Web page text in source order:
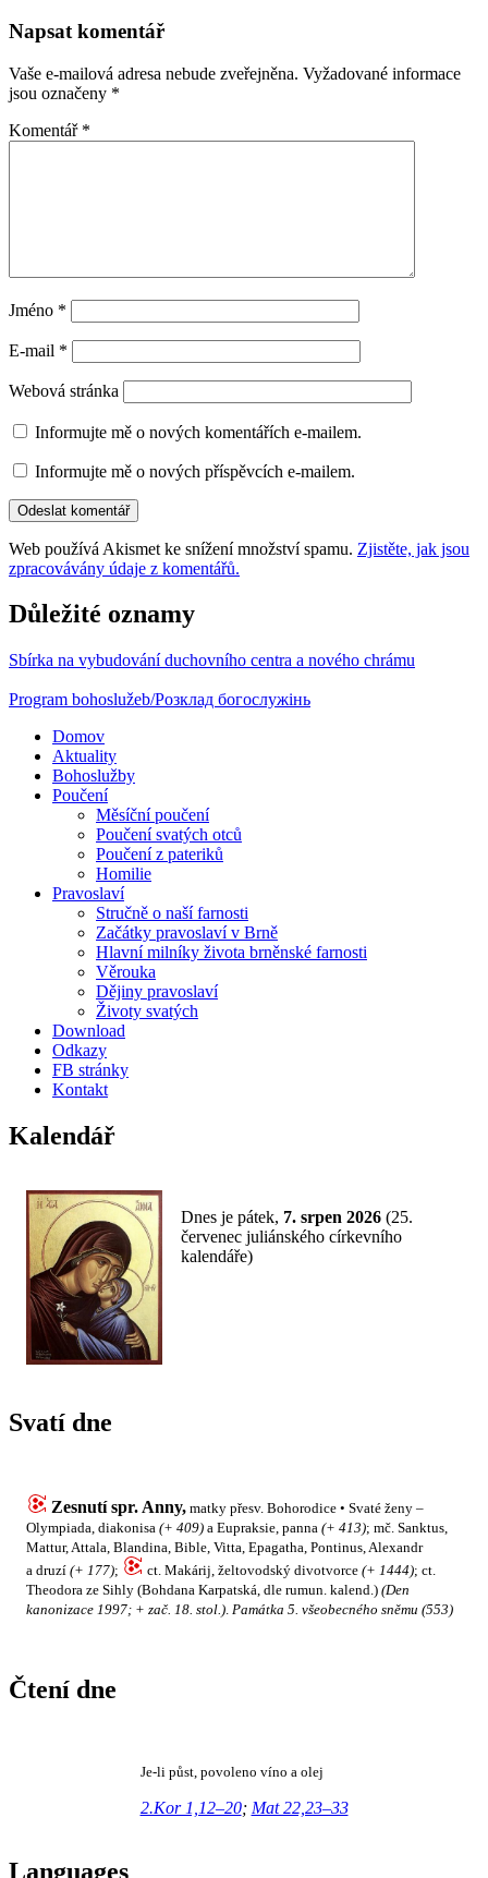
Napsat komentář
Vaše e-mailová adresa nebude zveřejněna. Vyžadované informace
jsou označeny *
Komentář *
Jméno *
E-mail *
Webová stránka
Informujte mě o nových komentářích e-mailem.
Informujte mě o nových příspěvcích e-mailem.
Web používá Akismet ke snížení množství spamu. Zjistěte, jak jsou
zpracovávány údaje z komentářů.
Důležité oznamy
Sbírka na vybudování duchovního centra a nového chrámu
Program bohoslužeb/Розклад богослужінь
Domov
Aktuality
Bohoslužby
Poučení
Měsíční poučení
Poučení svatých otců
Poučení z pateriků
Homilie
Pravoslaví
Stručně o naší farnosti
Začátky pravoslaví v Brně
Hlavní milníky života brněnské farnosti
Věrouka
Dějiny pravoslaví
Životy svatých
Download
Odkazy
FB stránky
Kontakt
Kalendář
Dnes je pátek, 7. srpen 2026 (25.
červenec juliánského církevního
kalendáře)
Svatí dne
Zesnutí spr. Anny, matky přesv. Bohorodice • Svaté ženy –
Olympiada, diakonisa (+ 409) a Eupraksie, panna (+ 413); mč. Sanktus,
Mattur, Attala, Blandina, Bible, Vitta, Epagatha, Pontinus, Alexandr
a druzí (+ 177); ct. Makárij, želtovodský divotvorce (+ 1444); ct.
Theodora ze Sihly (Bohdana Karpatská, dle rumun. kalend.) (Den
kanonizace 1997; + zač. 18. stol.) Památka 5. všeobecného sněmu (553)
Čtení dne
Je-li půst, povoleno víno a olej
2.Kor 1,12–20; Mat 22,23–33
Languages